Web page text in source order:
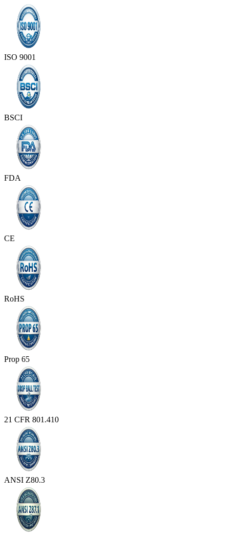
ISO 9001
BSCI
FDA
CE
RoHS
Prop 65
21 CFR 801.410
ANSI Z80.3